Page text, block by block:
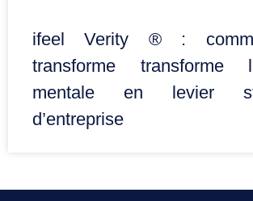
ifeel Verity ® :
transforme transforme
mentale en levier
d’entreprise